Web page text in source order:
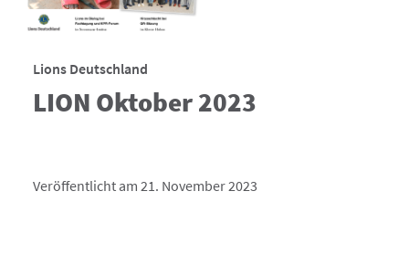
Lions Deutschland
LION Oktober 2023
Veröffentlicht am 21. November 2023